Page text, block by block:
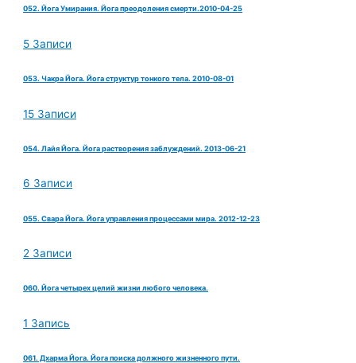
052. Йога Умирания. Йога преодоления смерти.2010-04-25
5 Записи
053. Чакра Йога. Йога структур тонкого тела. 2010-08-01
15 Записи
054. Лайя Йога. Йога растворения заблуждений. 2013-06-21
6 Записи
055. Свара Йога. Йога управления процессами мира. 2012-12-23
2 Записи
060. Йога четырех целий жизни любого человека.
1 Запись
061. Дхарма Йога. Йога поиска должного жизненного пути.